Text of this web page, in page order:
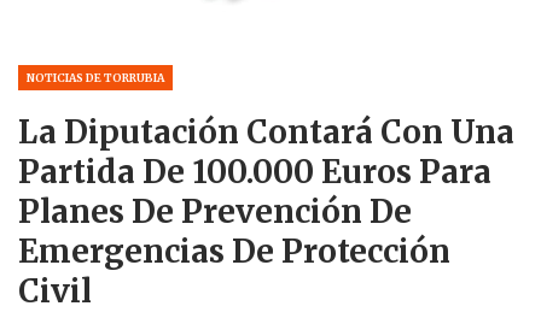
NOTICIAS DE TORRUBIA
La Diputación Contará Con Una
Partida De 100.000 Euros Para
Planes De Prevención De
Emergencias De Protección
Civil